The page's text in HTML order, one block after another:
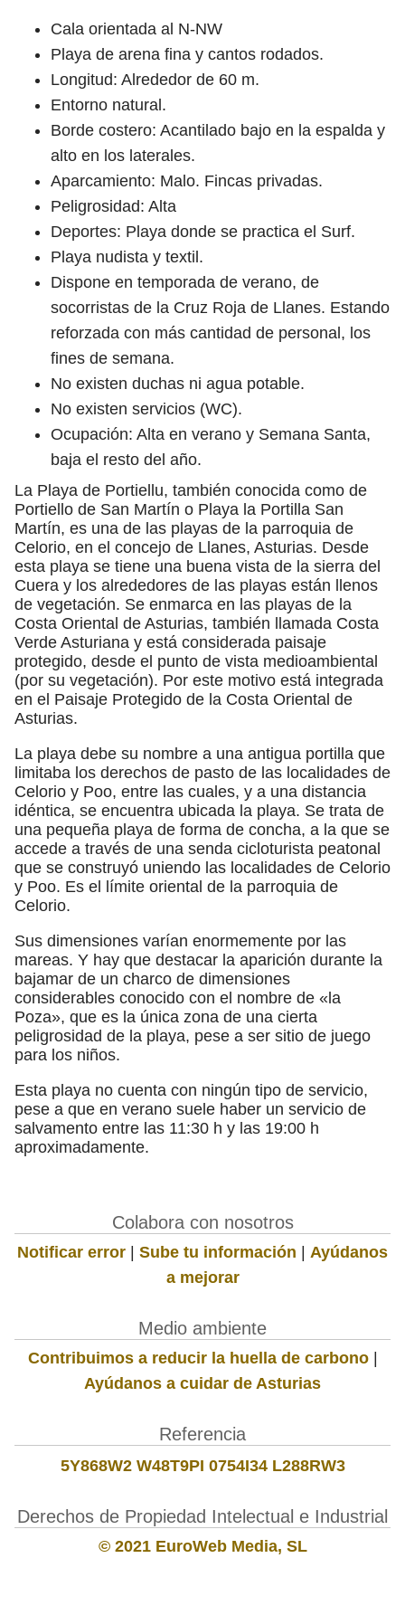
Cala orientada al N-NW
Playa de arena fina y cantos rodados.
Longitud: Alrededor de 60 m.
Entorno natural.
Borde costero: Acantilado bajo en la espalda y
alto en los laterales.
Aparcamiento: Malo. Fincas privadas.
Peligrosidad: Alta
Deportes: Playa donde se practica el Surf.
Playa nudista y textil.
Dispone en temporada de verano, de
socorristas de la Cruz Roja de Llanes. Estando
reforzada con más cantidad de personal, los
fines de semana.
No existen duchas ni agua potable.
No existen servicios (WC).
Ocupación: Alta en verano y Semana Santa,
baja el resto del año.
La Playa de Portiellu, también conocida como de
Portiello de San Martín o Playa la Portilla San
Martín, es una de las playas de la parroquia de
Celorio, en el concejo de Llanes, Asturias. Desde
esta playa se tiene una buena vista de la sierra del
Cuera y los alrededores de las playas están llenos
de vegetación.​ Se enmarca en las playas de la
Costa Oriental de Asturias, también llamada Costa
Verde Asturiana y está considerada paisaje
protegido, desde el punto de vista medioambiental
(por su vegetación). Por este motivo está integrada
en el Paisaje Protegido de la Costa Oriental de
Asturias.
La playa debe su nombre a una antigua portilla que
limitaba los derechos de pasto de las localidades de
Celorio y Poo, entre las cuales, y a una distancia
idéntica, se encuentra ubicada la playa. Se trata de
una pequeña playa de forma de concha, a la que se
accede a través de una senda cicloturista peatonal
que se construyó uniendo las localidades de Celorio
y Poo. Es el límite oriental de la parroquia de
Celorio.
Sus dimensiones varían enormemente por las
mareas. Y hay que destacar la aparición durante la
bajamar de un charco de dimensiones
considerables conocido con el nombre de «la
Poza», que es la única zona de una cierta
peligrosidad de la playa, pese a ser sitio de juego
para los niños.
Esta playa no cuenta con ningún tipo de servicio,
pese a que en verano suele haber un servicio de
salvamento entre las 11:30 h y las 19:00 h
aproximadamente.
Colabora con nosotros
Notificar error | Sube tu información | Ayúdanos
a mejorar
Medio ambiente
Contribuimos a reducir la huella de carbono|
Ayúdanos a cuidar de Asturias
Referencia
5Y868W2 W48T9PI 0754I34 L288RW3
Derechos de Propiedad Intelectual e Industrial
© 2021 EuroWeb Media, SL